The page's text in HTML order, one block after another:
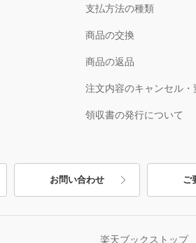
支払方法の種類
商品の交換
商品の返品
注文内容のキャンセル・
領収書の発行について
お問い合わせ ご
楽天ブックストップ